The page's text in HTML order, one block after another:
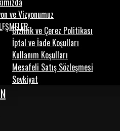
ve Vizyonumuz
Gizlilik ve Çerez Politikası
İptal ve İade Koşulları
Kullanım Koşulları
Mesafeli Satış Sözleşmesi
Sevkiyat